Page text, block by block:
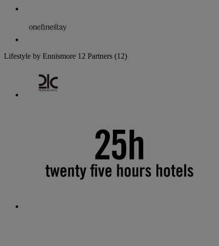
Lifestyle by Ennismore 12 Partners (12)